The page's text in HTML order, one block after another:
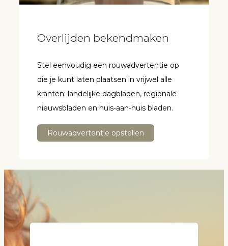
Overlijden bekendmaken
Stel eenvoudig een rouwadvertentie op
die je kunt laten plaatsen in vrijwel alle
kranten: landelijke dagbladen, regionale
nieuwsbladen en huis-aan-huis bladen.
Rouwadvertentie opstellen